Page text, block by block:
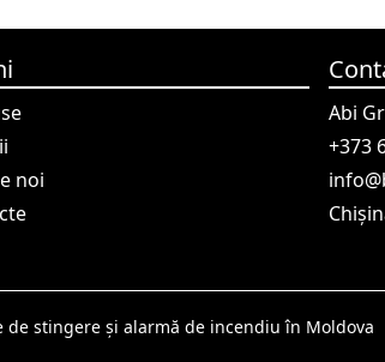
noi
Abi
+373
de stingere și alarmă de incendiu în Moldova